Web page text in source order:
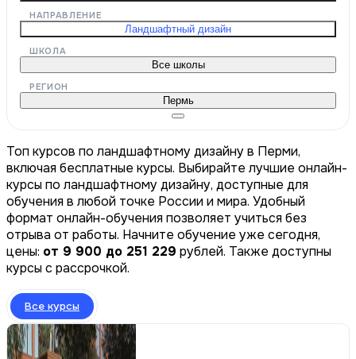
НАПРАВЛЕНИЕ
Ландшафтный дизайн
ШКОЛА
Все школы
РЕГИОН
Пермь
Топ курсов по ландшафтному дизайну в Перми,
включая бесплатные курсы. Выбирайте лучшие онлайн-
курсы по ландшафтному дизайну, доступные для
обучения в любой точке России и мира. Удобный
формат онлайн-обучения позволяет учиться без
отрыва от работы. Начните обучение уже сегодня,
цены: от 9 900 до 251 229 рублей. Также доступны
курсы с рассрочкой.
Все курсы